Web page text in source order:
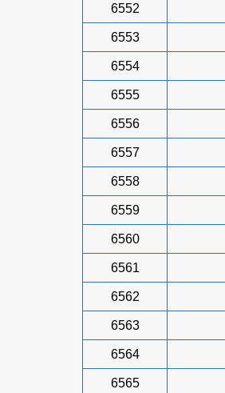
6552
6553
6554
6555
6556
6557
6558
6559
6560
6561
6562
6563
6564
6565